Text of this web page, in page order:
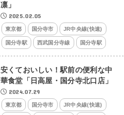
凛」
2025.02.05
東京都 国分寺市 JR中央線(快速)
国分寺駅 西武国分寺線 国分寺駅
安くておいしい！駅前の便利な中
華食堂「日高屋・国分寺北口店」
2024.07.29
東京都 国分寺市 JR中央線(快速)